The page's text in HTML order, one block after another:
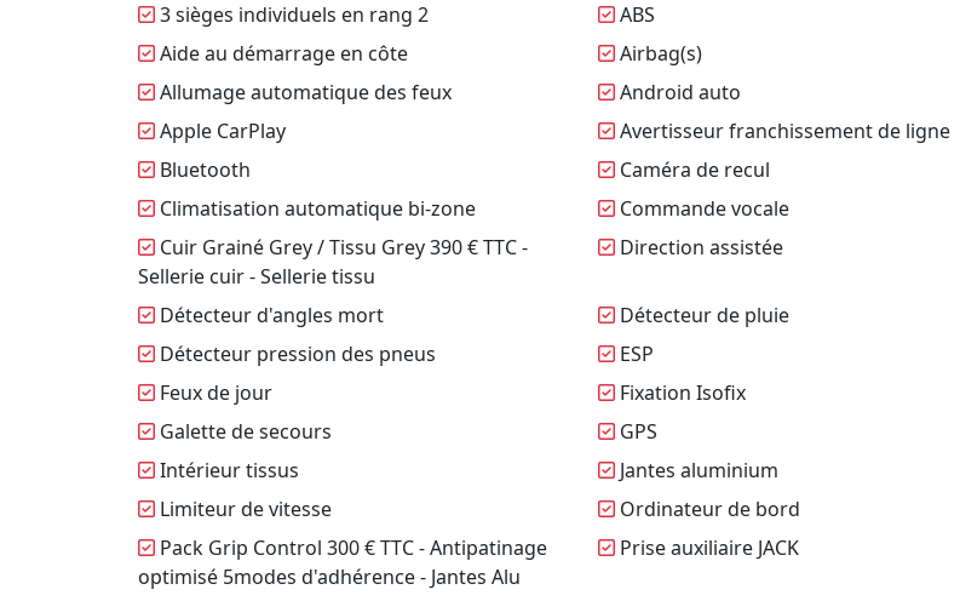
3 sièges individuels en rang 2 ABS
Aide au démarrage en côte
Airbag(s)
Allumage automatique des feux
Android auto
Apple CarPlay
Avertisseur franchissement de ligne
Bluetooth
Caméra de recul
Climatisation automatique bi-zone
Commande vocale
Cuir Grainé Grey / Tissu Grey 390 € TTC -
Sellerie cuir - Sellerie tissu
Direction assistée
Détecteur d'angles mort Détecteur de pluie
Détecteur pression des pneus
ESP
Feux de jour
Fixation Isofix
Galette de secours
GPS
Intérieur tissus
Jantes aluminium
Limiteur de vitesse
Ordinateur de bord
Pack Grip Control 300 € TTC - Antipatinage
optimisé 5modes d'adhérence - Jantes Alu
Prise auxiliaire JACK